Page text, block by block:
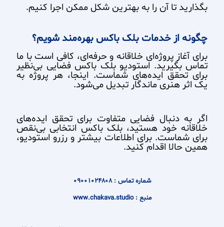
بگذارید تا آن را به بهترین شکل ممکن اجرا کنیم.
چگونه از خدمات بلک باکس بهره‌مند شویم؟
برای آغاز پروژه‌ای خلاقانه و حرفه‌ای، کافی است با ما
تماس بگیرید. استودیو بلک باکس فضایی بی‌نظیر
برای تحقق ایده‌های شماست. اینجا، هر پروژه به
یک اثر هنری ماندگار تبدیل می‌شود.
اگر به دنبال فضایی متفاوت برای تحقق ایده‌های
خلاقانه خود هستید، بلک باکس انتخابی بی‌نقص
برای شماست. برای اطلاعات بیشتر و رزرو استودیو،
همین حالا اقدام کنید.
شماره تماس : 09001024808
منبع : www.chakava.studio